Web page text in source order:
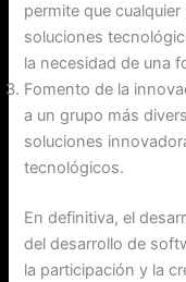
permite que
soluciones
la necesidad de una
Fomento de la
a un grupo más
soluciones
tecnológicos.
En definitiva, el
del desarrollo de
la participación y la